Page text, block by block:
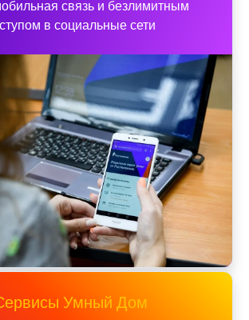
связь и безлимитным
в социальные сети
Умный Дом